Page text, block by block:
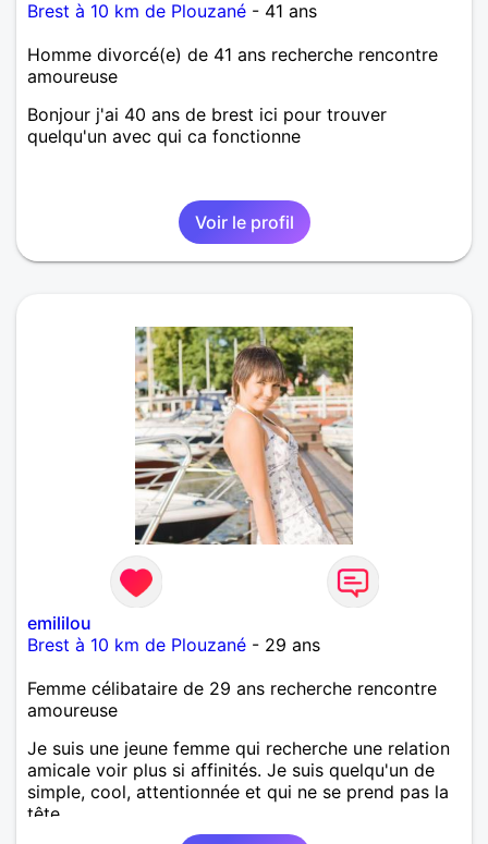
Brest à 10 km de Plouzané - 41 ans
Homme divorcé(e) de 41 ans recherche rencontre
amoureuse
Bonjour j'ai 40 ans de brest ici pour trouver
quelqu'un avec qui ca fonctionne
Voir le profil
emililou
Brest à 10 km de Plouzané - 29 ans
Femme célibataire de 29 ans recherche rencontre
amoureuse
Je suis une jeune femme qui recherche une relation
amicale voir plus si affinités. Je suis quelqu'un de
simple, cool, attentionnée et qui ne se prend pas la
tête.